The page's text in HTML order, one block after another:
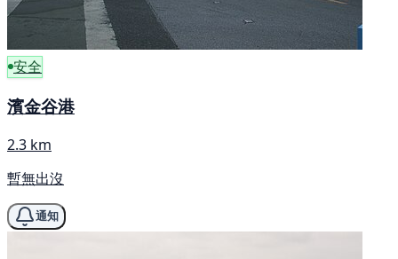
安全
濱金谷港
2.3 km
暫無出沒
通知